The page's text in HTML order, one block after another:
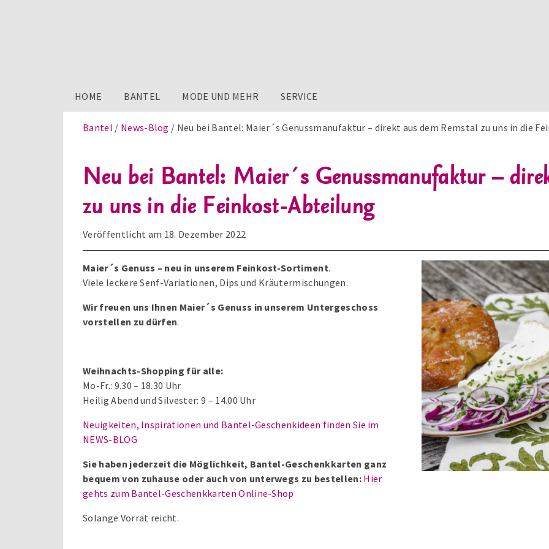
HOME BANTEL MODE UND MEHR SERVICE
Bantel News-Blog Neu bei Bantel: Maier´s Genussmanufaktur – direkt aus dem Remstal zu uns in die
Neu bei Bantel: Maier´s Genussmanufaktur –
zu uns in die Feinkost-Abteilung
Veröffentlicht am 18. Dezember 2022
Maier´s Genuss – neu in unserem Feinkost-Sortiment.
Viele leckere Senf-Variationen, Dips und Kräutermischungen.
Wir freuen uns Ihnen Maier´s Genuss in unserem Untergeschoss
vorstellen zu dürfen.
Weihnachts-Shopping für alle:
Mo-Fr.: 9.30 – 18.30 Uhr
Heilig Abend und Silvester: 9 – 14.00 Uhr
Neuigkeiten, Inspirationen und Bantel-Geschenkideen finden Sie im
NEWS-BLOG
Sie haben jederzeit die Möglichkeit, Bantel-Geschenkkarten ganz
bequem von zuhause oder auch von unterwegs zu bestellen: Hier
gehts zum Bantel-Geschenkkarten Online-Shop
Solange Vorrat reicht.